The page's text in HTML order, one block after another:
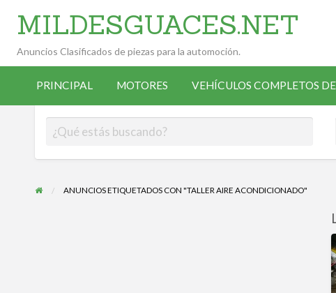
VEHÍCULOS
COMPLETOS
VEHÍCULOS
OCASIÓN
ALTA
ANUNCIANTE
MILDESGUACES.NET
Anuncios Clasificados de piezas para la automoción.
PRINCIPAL MOTORES VEHÍCULOS COMPLETOS
ANUNCIOS ETIQUETADOS CON "TALLER AIRE ACONDICIONADO"